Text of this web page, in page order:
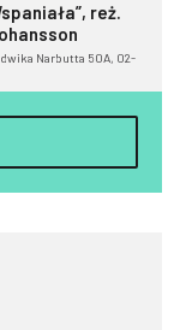
reż.
Narbutta 50A, 02-